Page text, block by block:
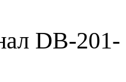
DB-201-